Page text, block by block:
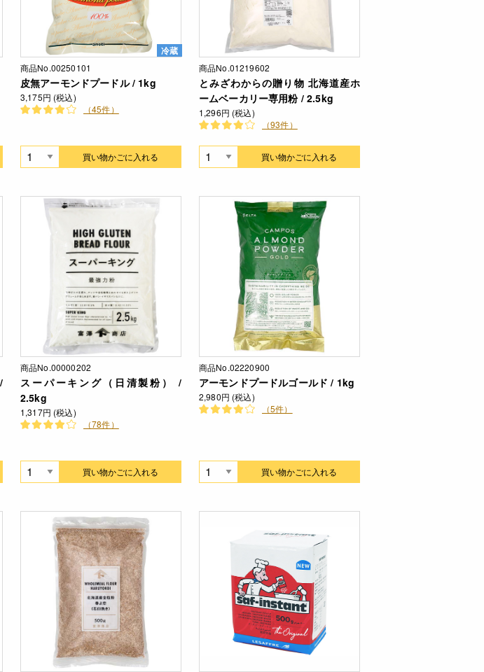
冷蔵
商品No.00250101
皮無アーモンドプードル / 1kg
3,175円 (税込)
（45件）
買い物かごに入れる
商品No.01219602
とみざわからの贈り物 北海道産ホ
ームベーカリー専用粉 / 2.5kg
1,296円 (税込)
（93件）
買い物かごに入れる
商品No.00000202
スーパーキング（日清製粉） /
2.5kg
1,317円 (税込)
（78件）
買い物かごに入れる
商品No.02220900
アーモンドプードルゴールド / 1kg
2,980円 (税込)
（5件）
買い物かごに入れる